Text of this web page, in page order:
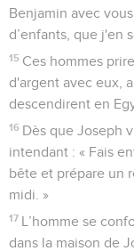
Benjamin avec
d’enfants, que j'en
15 Ces hommes
d'argent avec eux,
descendirent en
16 Dès que Joseph
intendant : « Fais
bête et prépare un
midi. »
17 L’homme se
dans la maison de